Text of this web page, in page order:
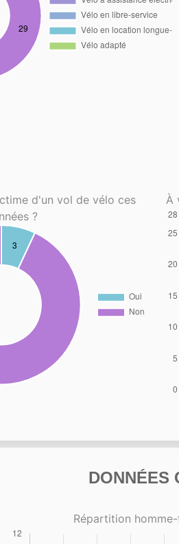
d'un vol de vélo ces
?
À
DONNÉES
Répartition